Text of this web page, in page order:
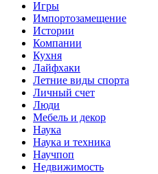
Игры
Импортозамещение
Истории
Компании
Кухня
Лайфхаки
Летние виды спорта
Личный счет
Люди
Мебель и декор
Наука
Наука и техника
Научпоп
Недвижимость